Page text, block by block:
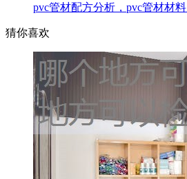
pvc管材配方分析，pvc管材材料
猜你喜欢